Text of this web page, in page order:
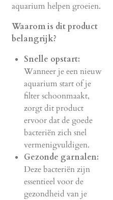
aquarium helpen groeien.
Waarom is dit product
belangrijk?
Snelle opstart:
Wanneer je een nieuw
aquarium start of je
filter schoonmaakt,
zorgt dit product
ervoor dat de goede
bacteriën zich snel
vermenigvuldigen.
Gezonde garnalen:
Deze bacteriën zijn
essentieel voor de
gezondheid van je